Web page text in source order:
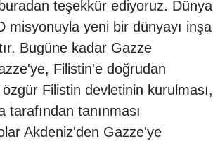
teşekkür ediyoruz. Dünya
misyonuyla yeni bir dünyayı inşa
Bugüne kadar Gazze
Filistin'e doğrudan
özgür Filistin devletinin kurulması,
tanınması
Akdeniz'den Gazze'ye